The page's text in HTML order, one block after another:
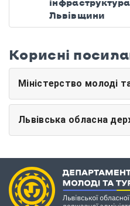
інфраструктура
Львівщини
Корисні
Міністерство молоді
Львівська обласна